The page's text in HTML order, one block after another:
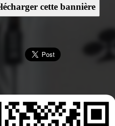
cette bannière